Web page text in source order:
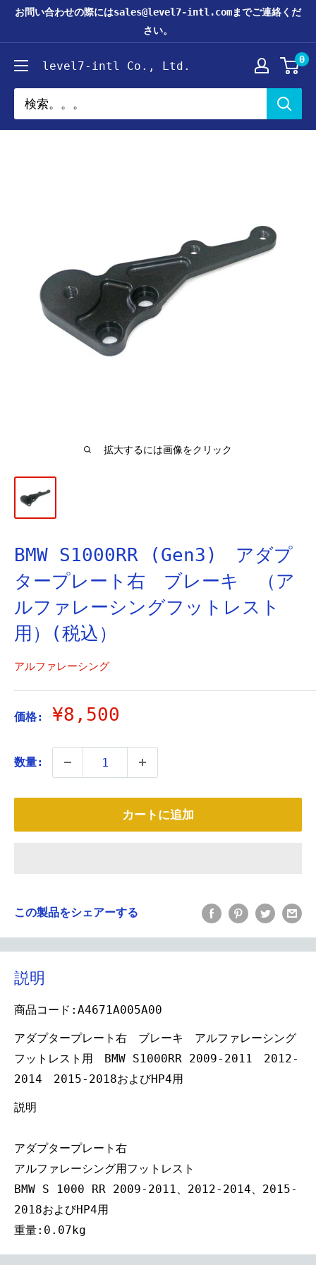
ス
お問い合わせの際にはsales@level7-intl.comまでご連絡くだ
さい。
level7-intl Co., Ltd. 0
拡大するには画像をクリック
BMW S1000RR (Gen3) アダプ
タープレート右 ブレーキ （ア
ルファレーシングフットレスト
用）(税込）
アルファレーシング
価格:
販
価
格
¥8,500
数量:
カートに追加
この製品をシェアーする
説明
商品コード:A4671A005A00
アダプタープレート右 ブレーキ アルファレーシング
フットレスト用 BMW S1000RR 2009-2011 2012-
2014 2015-2018およびHP4用
説明
アダプタープレート右
アルファレーシング用フットレスト
BMW S 1000 RR 2009-2011、2012-2014、2015-
2018およびHP4用
重量:0.07kg